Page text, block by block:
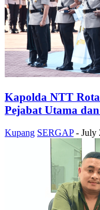
Kapolda NTT
Pejabat Utama
Kupang SERGAP - July